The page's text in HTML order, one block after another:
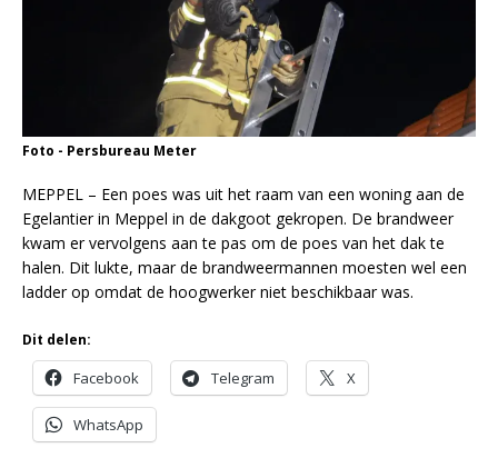
Foto - Persbureau Meter
MEPPEL – Een poes was uit het raam van een woning aan de
Egelantier in Meppel in de dakgoot gekropen. De brandweer
kwam er vervolgens aan te pas om de poes van het dak te
halen. Dit lukte, maar de brandweermannen moesten wel een
ladder op omdat de hoogwerker niet beschikbaar was.
Dit delen:
Facebook Telegram X
WhatsApp